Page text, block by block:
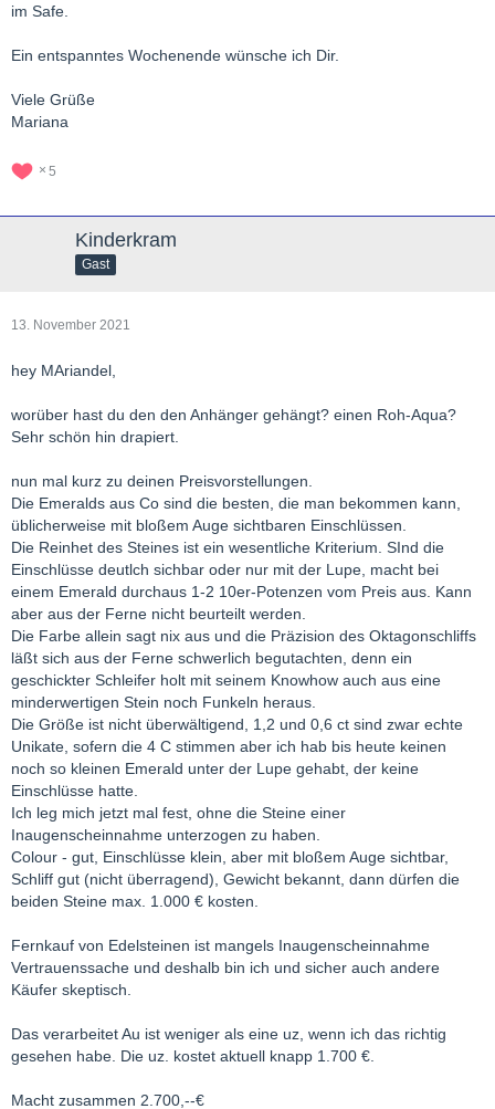
im Safe.
Ein entspanntes Wochenende wünsche ich Dir.
Viele Grüße
Mariana
5
Kinderkram
Gast
13. November 2021
hey MAriandel,
worüber hast du den den Anhänger gehängt? einen Roh-Aqua?
Sehr schön hin drapiert.
nun mal kurz zu deinen Preisvorstellungen.
Die Emeralds aus Co sind die besten, die man bekommen kann,
üblicherweise mit bloßem Auge sichtbaren Einschlüssen.
Die Reinhet des Steines ist ein wesentliche Kriterium. SInd die
Einschlüsse deutlch sichbar oder nur mit der Lupe, macht bei
einem Emerald durchaus 1-2 10er-Potenzen vom Preis aus. Kann
aber aus der Ferne nicht beurteilt werden.
Die Farbe allein sagt nix aus und die Präzision des Oktagonschliffs
läßt sich aus der Ferne schwerlich begutachten, denn ein
geschickter Schleifer holt mit seinem Knowhow auch aus eine
minderwertigen Stein noch Funkeln heraus.
Die Größe ist nicht überwältigend, 1,2 und 0,6 ct sind zwar echte
Unikate, sofern die 4 C stimmen aber ich hab bis heute keinen
noch so kleinen Emerald unter der Lupe gehabt, der keine
Einschlüsse hatte.
Ich leg mich jetzt mal fest, ohne die Steine einer
Inaugenscheinnahme unterzogen zu haben.
Colour - gut, Einschlüsse klein, aber mit bloßem Auge sichtbar,
Schliff gut (nicht überragend), Gewicht bekannt, dann dürfen die
beiden Steine max. 1.000 € kosten.
Fernkauf von Edelsteinen ist mangels Inaugenscheinnahme
Vertrauenssache und deshalb bin ich und sicher auch andere
Käufer skeptisch.
Das verarbeitet Au ist weniger als eine uz, wenn ich das richtig
gesehen habe. Die uz. kostet aktuell knapp 1.700 €.
Macht zusammen 2.700,--€